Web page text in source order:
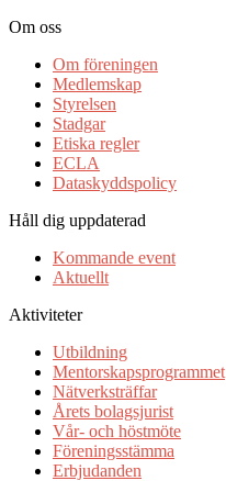
Om oss
Om föreningen
Medlemskap
Styrelsen
Stadgar
Etiska regler
ECLA
Dataskyddspolicy
Håll dig uppdaterad
Kommande event
Aktuellt
Aktiviteter
Utbildning
Mentorskapsprogrammet
Nätverksträffar
Årets bolagsjurist
Vår- och höstmöte
Föreningsstämma
Erbjudanden